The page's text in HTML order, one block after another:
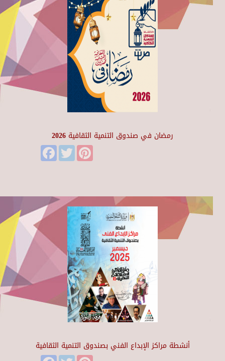
رمضان في صندوق التنمية الثقافية 2026
FacebookTwitter
أنشطة مراكز الإبداع الفني بصندوق التنمية الثقافية